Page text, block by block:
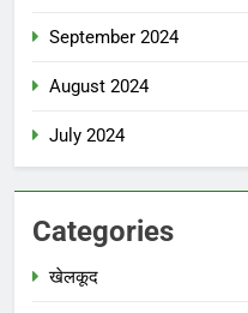
September 2024
August 2024
July 2024
Categories
खेलकूद